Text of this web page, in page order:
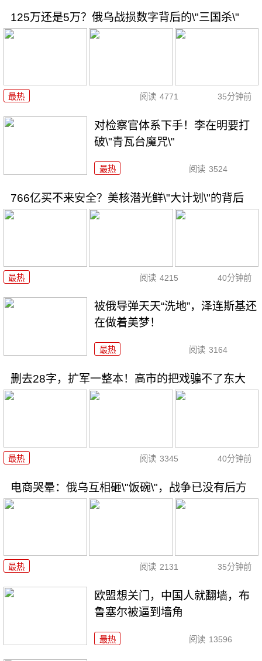
125万还是5万？俄乌战损数字背后的\"三国杀\"
最热 阅读 4771 35分钟前
对检察官体系下手！李在明要打
破\"青瓦台魔咒\"
最热 阅读 3524
766亿买不来安全？美核潜光鲜\"大计划\"的背后
最热 阅读 4215 40分钟前
被俄导弹天天“洗地”，泽连斯基还
在做着美梦！
最热 阅读 3164
删去28字，扩军一整本！高市的把戏骗不了东大
最热 阅读 3345 40分钟前
电商哭晕：俄乌互相砸\"饭碗\"，战争已没有后方
最热 阅读 2131 35分钟前
欧盟想关门，中国人就翻墙，布
鲁塞尔被逼到墙角
最热 阅读 13596